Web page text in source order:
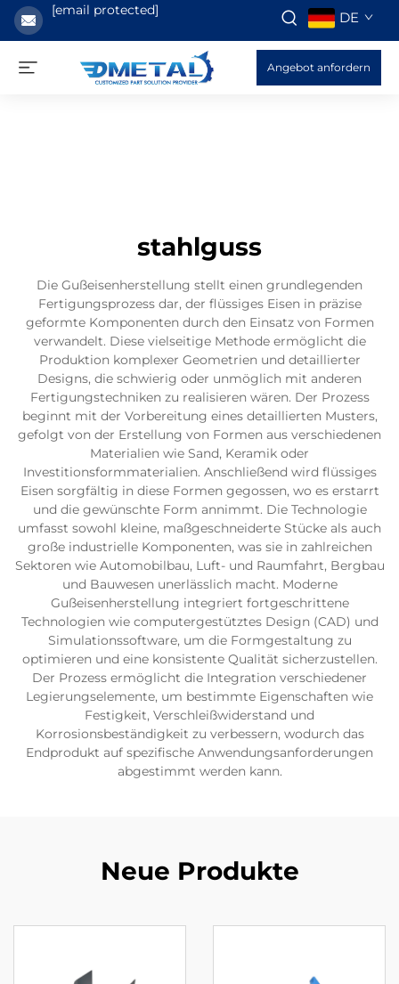
[email protected] DE
Angebot anfordern
stahlguss
Die Gußeisenherstellung stellt einen grundlegenden
Fertigungsprozess dar, der flüssiges Eisen in präzise
geformte Komponenten durch den Einsatz von Formen
verwandelt. Diese vielseitige Methode ermöglicht die
Produktion komplexer Geometrien und detaillierter
Designs, die schwierig oder unmöglich mit anderen
Fertigungstechniken zu realisieren wären. Der Prozess
beginnt mit der Vorbereitung eines detaillierten Musters,
gefolgt von der Erstellung von Formen aus verschiedenen
Materialien wie Sand, Keramik oder
Investitionsformmaterialien. Anschließend wird flüssiges
Eisen sorgfältig in diese Formen gegossen, wo es erstarrt
und die gewünschte Form annimmt. Die Technologie
umfasst sowohl kleine, maßgeschneiderte Stücke als auch
große industrielle Komponenten, was sie in zahlreichen
Sektoren wie Automobilbau, Luft- und Raumfahrt, Bergbau
und Bauwesen unerlässlich macht. Moderne
Gußeisenherstellung integriert fortgeschrittene
Technologien wie computergestütztes Design (CAD) und
Simulationssoftware, um die Formgestaltung zu
optimieren und eine konsistente Qualität sicherzustellen.
Der Prozess ermöglicht die Integration verschiedener
Legierungselemente, um bestimmte Eigenschaften wie
Festigkeit, Verschleißwiderstand und
Korrosionsbeständigkeit zu verbessern, wodurch das
Endprodukt auf spezifische Anwendungsanforderungen
abgestimmt werden kann.
Neue Produkte